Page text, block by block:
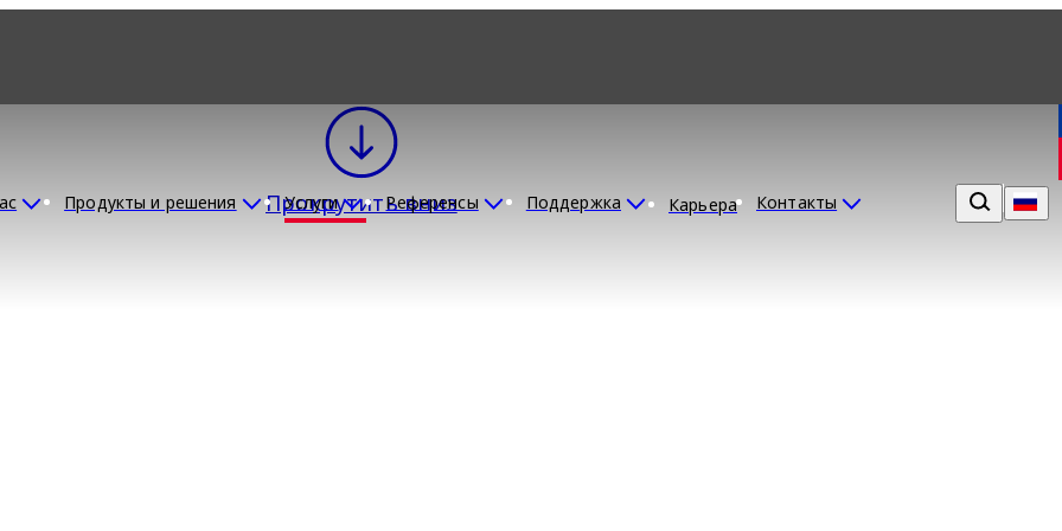
Продукты и решения Услуги Референсы Поддержка Карьера Контакты
Прокрутить вниз